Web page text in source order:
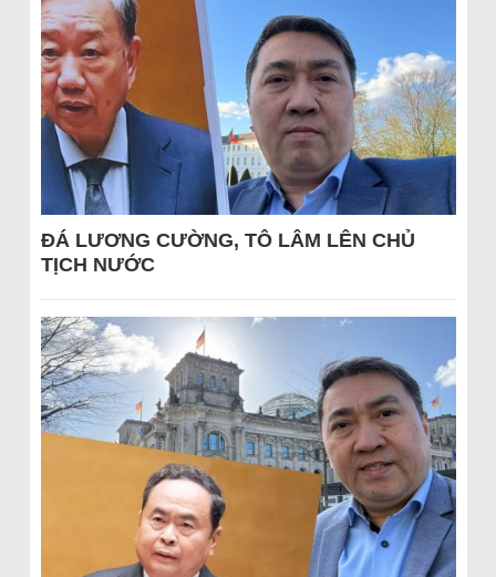
ĐÁ LƯƠNG CƯỜNG, TÔ LÂM LÊN CHỦ
TỊCH NƯỚC